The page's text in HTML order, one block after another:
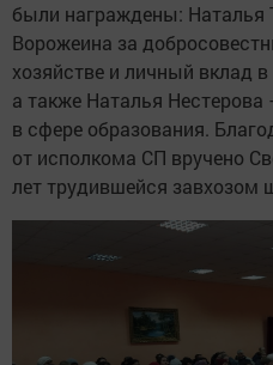
были награждены: Наталья
Ворожеина за
хозяйстве и личный вклад
а также Наталья Нестерова
в сфере образования.
от исполкома СП вручено
лет трудившейся завхозом